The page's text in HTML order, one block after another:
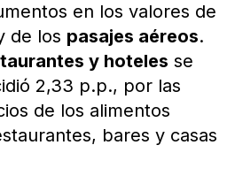
en los valores de
de los pasajes aéreos.
y hoteles se
2,33 p.p., por las
de los alimentos
bares y casas